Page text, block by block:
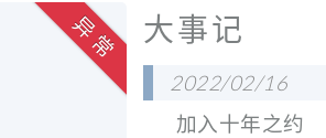
异 常 大事记
2022/02/16
加入十年之约